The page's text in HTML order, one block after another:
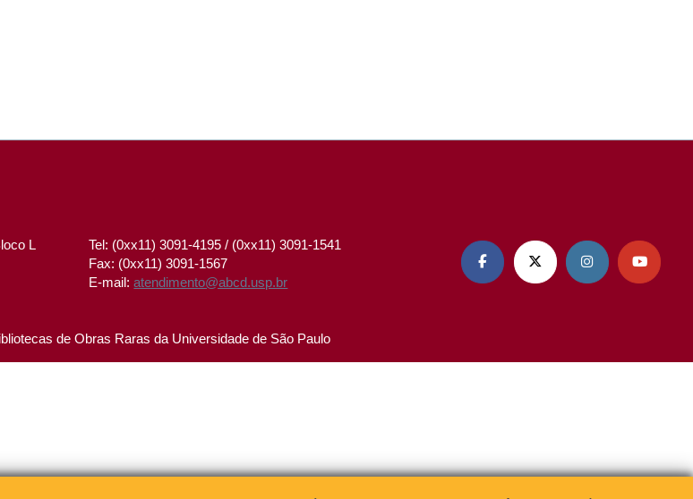
L
Tel: (0xx11) 3091-4195 / (0xx11) 3091-1541
Fax: (0xx11) 3091-1567
E-mail:atendimento@abcd.usp.br
   
de Obras Raras da Universidade de São Paulo